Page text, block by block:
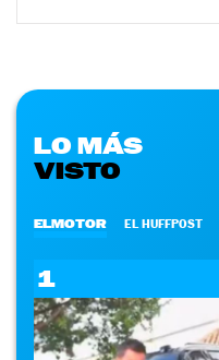
LO MÁS
VISTO
ELMOTOR EL HUFFPOST
1